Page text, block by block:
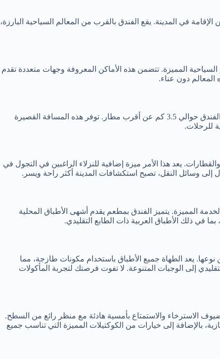
في المدينة. يقع الفندق بالقرب من المعالم السياحية البارزة،
من المعالم السياحية المميزة. تتضمن هذه الأماكن المعروفة وجهات متعددة تقدم
المعالم دون عناء.
يمكن للضيوف الاستفادة من قرب مطارات قريبة، حيث يبعد الفندق حوالي 3.5 كم عن أقرب مطار. توفر هذه المسافة القصيرة
للرحلات.
يعد هذا الأمر ميزة إضافية للنزلاء الراغبين في التجول في
إلى وسائل النقل، تصبح استكشافات المدينة أكثر راحة ويسر.
المميزة. يتميز الفندق بمطعم يقدم أشهى الأطباق المحلية
في ذلك الأطباق العربية ذات الطابع التقليدي.
يعد الطهاة جميع الأطباق باستخدام مكونات طازجة، مما
إلى الوجبات المتنوعة. لا تفوت فرصتك لتجربة المأكولات
الاسترخاء والاستمتاع بأمسية هادئة مع منظر رائع من السطح.
بالإضافة إلى خيارات من الكوكتيلات المميزة التي تناسب جميع